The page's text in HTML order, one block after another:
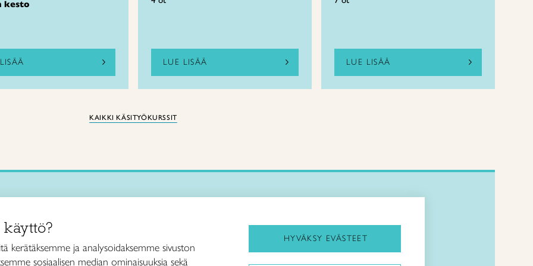
kesto
LUE LISÄÄ LUE LISÄÄ
KAIKKI KÄSITYÖKURSSIT
taideteollisuusliitto Taito ry
61
Helsinki
Käsityöohjeet
Me olemme Taito
Kirjaudu Taitocampukseen
kerätäksemme ja analysoidaksemme sivuston
sosiaalisen median ominaisuuksia sekä
HYVÄKSY EVÄSTEET